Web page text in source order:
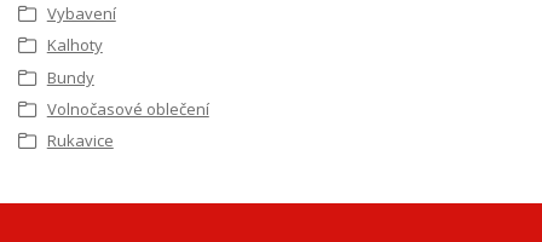
Vybavení
Kalhoty
Bundy
Volnočasové oblečení
Rukavice